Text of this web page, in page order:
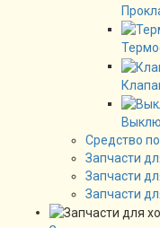
Средство
Запчасти
Запчасти
Запчасти